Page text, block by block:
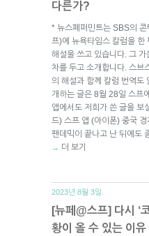
다른가?
* 뉴스페퍼민트는 SBS의
프)에 뉴욕타임스 칼럼을 한
해설을 쓰고 있습니다. 그 가
차를 두고 소개합니다. 스브
의 해설과 함께 칼럼 번역도
개하는 글은 8월 28일 스프
앱에서도 저희가 쓴 글을 보
드) 스프 앱 (아이폰) 중국
팬데믹이 끝나고 난 뒤에도
→ 더 보기
2023년 8월 3일.
[뉴페@스프] 다시 ‘
황이 올 수 있는 이유